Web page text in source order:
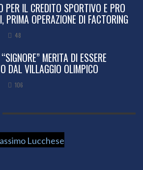
PER IL CREDITO SPORTIVO E PRO
PRIMA OPERAZIONE DI FACTORING
48
MERITA DI ESSERE
DAL VILLAGGIO OLIMPICO
106